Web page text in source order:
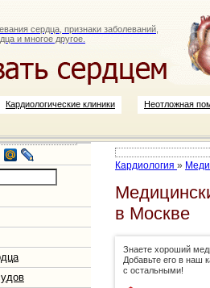
сердца, признаки заболеваний,
и многое другое.
Кардиологические клиники Неотложная
Кардиология »
в Москве
Знаете хороший
Добавьте его в наш
с остальными!